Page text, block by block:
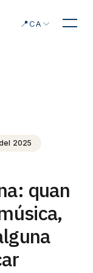
Triar idioma
📍CA
2025
quan